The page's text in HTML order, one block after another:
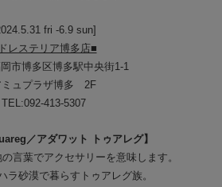
fri -6.9 sun]
レステリア博多店■
市博多区博多駅中央街1-1
ミュプラザ博多 2F
TEL:092-413-5307
／アダワット トゥアレグ】
言葉でアクセサリーを意味します。
ラ砂漠で暮らすトゥアレグ族。